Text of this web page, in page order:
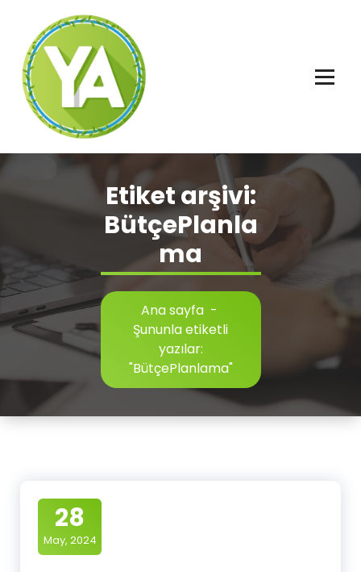
Etiket arşivi:
BütçePlanla
ma
Ana sayfa-
Şununla etiketli
yazılar:
"BütçePlanlama"
28
May, 2024